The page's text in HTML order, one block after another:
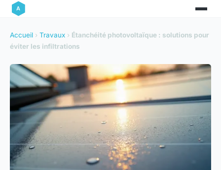
Accueil › Travaux › Étanchéité photovoltaïque : solutions pour
éviter les infiltrations